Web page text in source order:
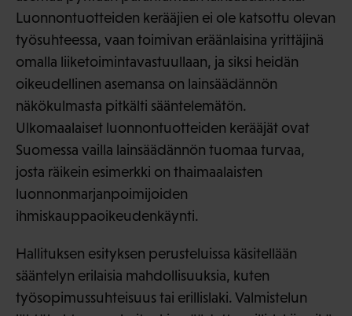
Luonnontuotteiden kerääjien ei ole katsottu olevan
työsuhteessa, vaan toimivan eräänlaisina yrittäjinä
omalla liiketoimintavastuullaan, ja siksi heidän
oikeudellinen asemansa on lainsäädännön
näkökulmasta pitkälti sääntelemätön.
Ulkomaalaiset luonnontuotteiden kerääjät ovat
Suomessa vailla lainsäädännön tuomaa turvaa,
josta räikein esimerkki on thaimaalaisten
luonnonmarjanpoimijoiden
ihmiskauppaoikeudenkäynti.
Hallituksen esityksen perusteluissa käsitellään
sääntelyn erilaisia mahdollisuuksia, kuten
työsopimussuhteisuus tai erillislaki. Valmistelun